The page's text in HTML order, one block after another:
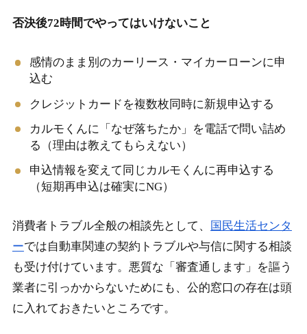
否決後72時間でやってはいけないこと
感情のまま別のカーリース・マイカーローンに申
込む
クレジットカードを複数枚同時に新規申込する
カルモくんに「なぜ落ちたか」を電話で問い詰め
る（理由は教えてもらえない）
申込情報を変えて同じカルモくんに再申込する
（短期再申込は確実にNG）
消費者トラブル全般の相談先として、
国民生活センタ
ーでは自動車関連の契約トラブルや与信に関する相談
も受け付けています。悪質な「審査通します」を謳う
業者に引っかからないためにも、公的窓口の存在は頭
に入れておきたいところです。